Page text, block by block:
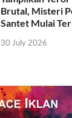
Brutal, Misteri
Santet Mulai
30 July 2026